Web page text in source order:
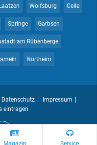
Laatzen Wolfsburg Celle
Springe Garbsen
am Rübenberge
Northeim
Datenschutz
Impressum
eintragen
Magazin Service